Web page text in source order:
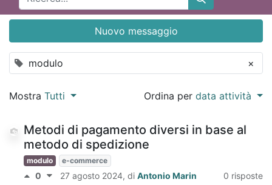
modulo ×
Nuovo messaggio
Mostra Tutti Ordina perdata attività
Metodi di pagamento diversi in base al
metodo di spedizione
modulo e-commerce
0 27 agosto 2024, di Antonio Marin 0 risposte